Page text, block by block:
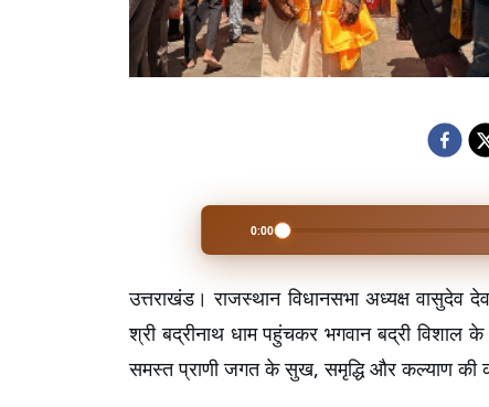
0:00
उत्तराखंड। राजस्थान विधानसभा अध्यक्ष वासुदेव
श्री बद्रीनाथ धाम पहुंचकर भगवान बद्री विशाल
समस्त प्राणी जगत के सुख, समृद्धि और कल्याण की